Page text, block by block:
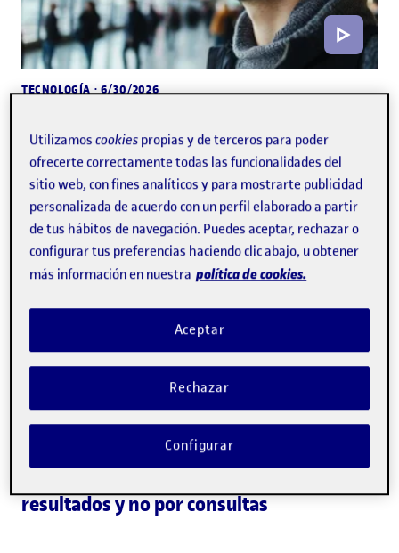
TECNOLOGÍA· 6/30/2026
selecciona los recuerdos y la memoria de
los detalles
La IA se prepara para cobrar por
resultados y no por consultas
Utilizamoscookies propias y de terceros para poder
ofrecerte correctamente todas las funcionalidades del
sitio web, con fines analíticos y para mostrarte publicidad
personalizada de acuerdo con un perfil elaborado a partir
de tus hábitos de navegación. Puedes aceptar, rechazar o
configurar tus preferencias haciendo clic abajo, u obtener
más información en nuestra política de cookies.
Rechazar
Aceptar
Configurar